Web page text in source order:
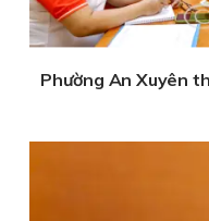
Phường An Xuyên